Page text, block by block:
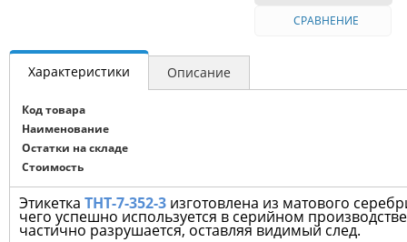
СРАВНЕНИЕ
Характеристики Описание
Код товара
Наименование
Остатки на складе
Стоимость
Этикетка THT-7-352-3 изготовлена из матового
чего успешно используется в серийном
частично разрушается, оставляя видимый след.